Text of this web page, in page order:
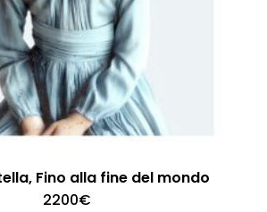
Fino alla fine del mondo
2200€